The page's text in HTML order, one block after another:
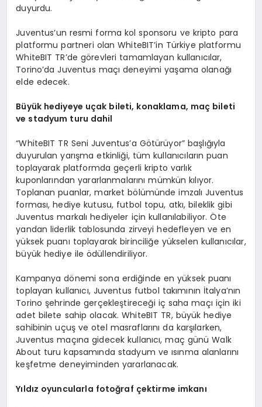
duyurdu.
Juventus’un resmi forma kol sponsoru ve kripto para
platformu partneri olan WhiteBIT’in Türkiye platformu
WhiteBIT TR’de görevleri tamamlayan kullanıcılar,
Torino’da Juventus maçı deneyimi yaşama olanağı
elde edecek.
Büyük hediyeye uçak bileti, konaklama, maç bileti
ve stadyum turu dahil
“WhiteBIT TR Seni Juventus’a Götürüyor” başlığıyla
duyurulan yarışma etkinliği, tüm kullanıcıların puan
toplayarak platformda geçerli kripto varlık
kuponlarından yararlanmalarını mümkün kılıyor.
Toplanan puanlar, market bölümünde imzalı Juventus
forması, hediye kutusu, futbol topu, atkı, bileklik gibi
Juventus markalı hediyeler için kullanılabiliyor. Öte
yandan liderlik tablosunda zirveyi hedefleyen ve en
yüksek puanı toplayarak birinciliğe yükselen kullanıcılar,
büyük hediye ile ödüllendiriliyor.
Kampanya dönemi sona erdiğinde en yüksek puanı
toplayan kullanıcı, Juventus futbol takımının İtalya’nın
Torino şehrinde gerçekleştireceği iç saha maçı için iki
adet bilete sahip olacak. WhiteBIT TR, büyük hediye
sahibinin uçuş ve otel masraflarını da karşılarken,
Juventus maçına gidecek kullanıcı, maç günü Walk
About turu kapsamında stadyum ve ısınma alanlarını
keşfetme deneyiminden yararlanacak.
Yıldız oyuncularla fotoğraf çektirme imkanı